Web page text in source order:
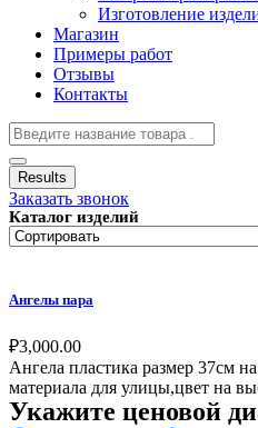
Изготовление
Магазин
Примеры работ
Отзывы
Контакты
Results
Заказать звонок
Каталог изделий
Ангелы пара
₽3,000.00
Ангела пластика размер 37см
материала для улицы,цвет на
Укажите ценовой